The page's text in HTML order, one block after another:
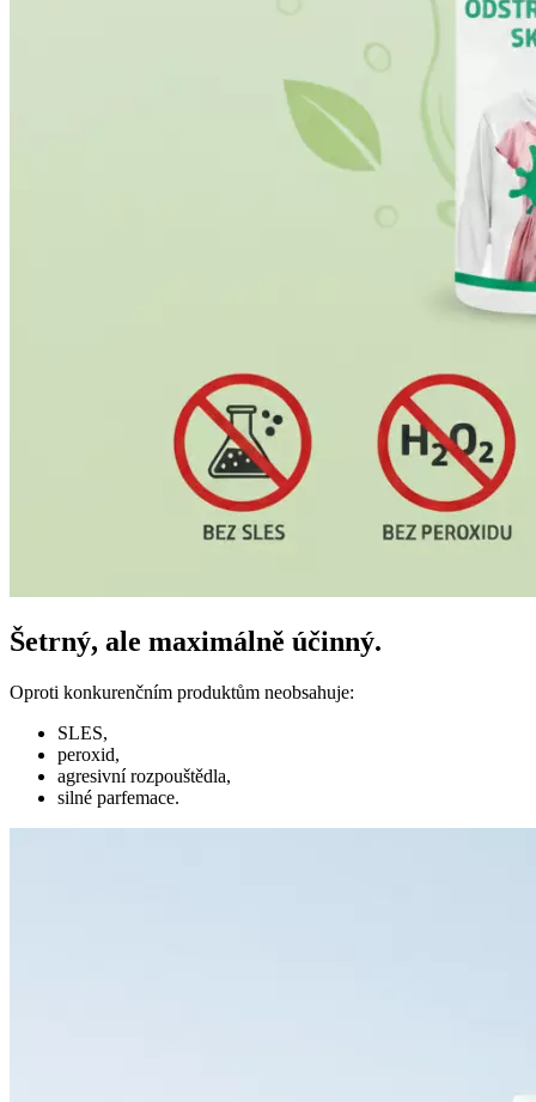
Šetrný, ale maximálně účinný.
Oproti konkurenčním produktům neobsahuje:
SLES,
peroxid,
agresivní rozpouštědla,
silné parfemace.